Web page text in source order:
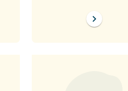
chevron_right